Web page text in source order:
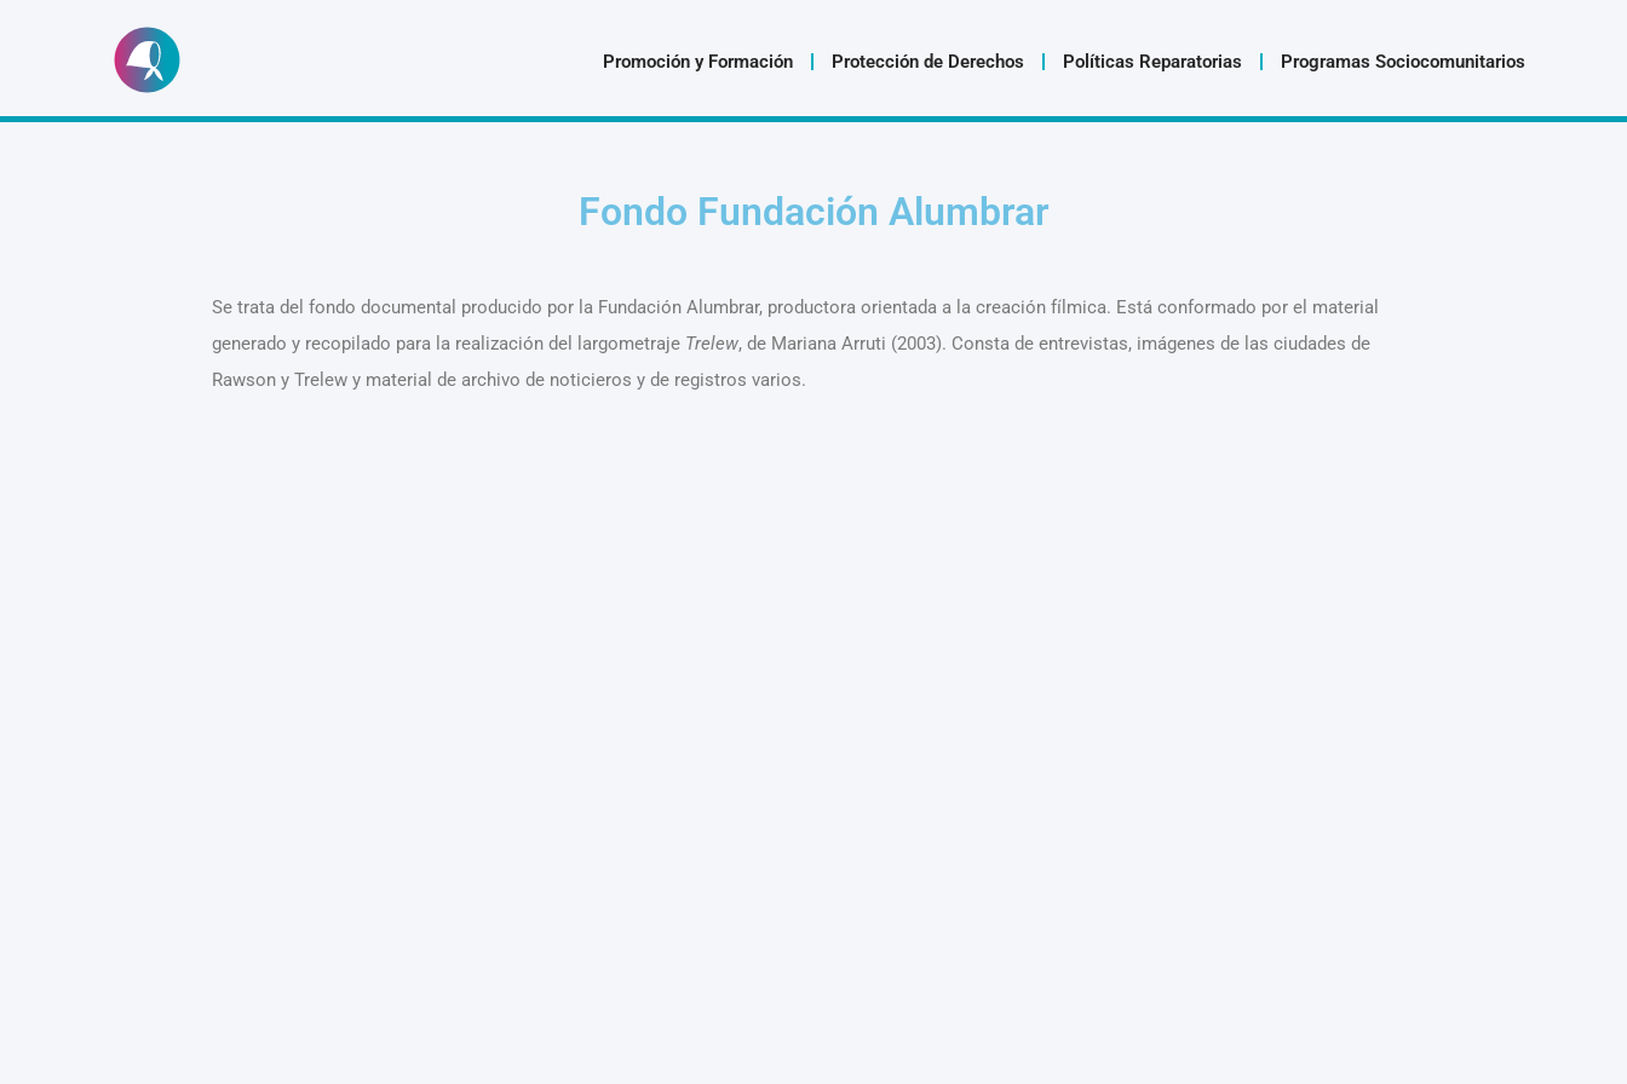
Promoción y Formación Protección de Derechos Políticas Reparatorias Programas Sociocomunitarios
Fondo Fundación Alumbrar
Se trata del fondo documental producido por la Fundación Alumbrar, productora orientada a la creación fílmica. Está conformado por el material
generado y recopilado para la realización del largometraje Trelew, de Mariana Arruti (2003). Consta de entrevistas, imágenes de las ciudades de
Rawson y Trelew y material de archivo de noticieros y de registros varios.